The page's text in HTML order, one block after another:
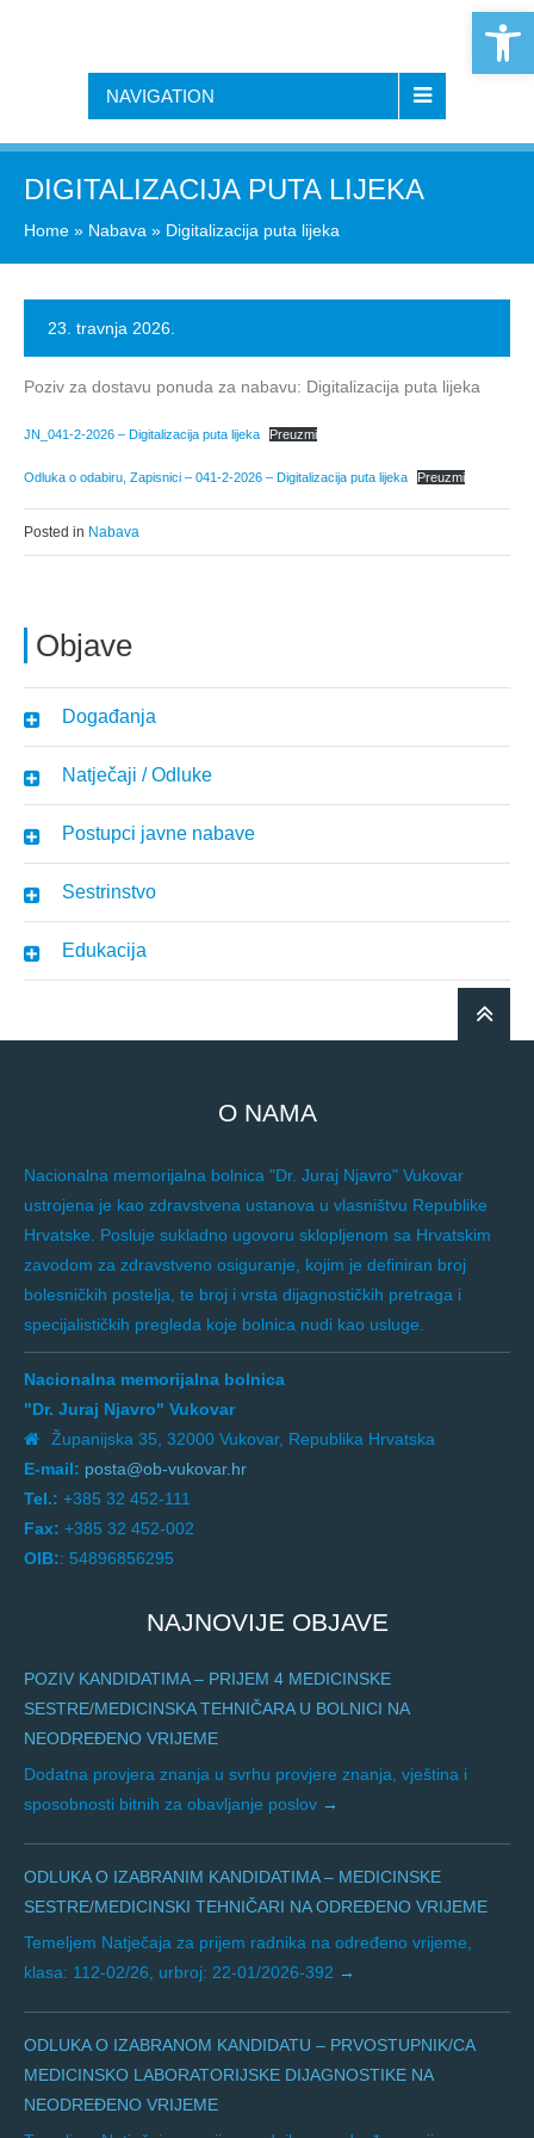
NAVIGATION
DIGITALIZACIJA PUTA LIJEKA
Home » Nabava » Digitalizacija puta lijeka
Objave
Događanja
Natječaji / Odluke
Postupci javne nabave
Sestrinstvo
Edukacija
23. travnja 2026.
Poziv za dostavu ponuda za nabavu: Digitalizacija puta lijeka
JN_041-2-2026 – Digitalizacija puta lijeka Preuzmi
Odluka o odabiru, Zapisnici – 041-2-2026 – Digitalizacija puta lijeka Preuzmi
Posted in Nabava
O NAMA
Nacionalna memorijalna bolnica "Dr. Juraj Njavro" Vukovar
ustrojena je kao zdravstvena ustanova u vlasništvu Republike
Hrvatske. Posluje sukladno ugovoru sklopljenom sa Hrvatskim
zavodom za zdravstveno osiguranje, kojim je definiran broj
bolesničkih postelja, te broj i vrsta dijagnostičkih pretraga i
specijalističkih pregleda koje bolnica nudi kao usluge.
Nacionalna memorijalna bolnica
"Dr. Juraj Njavro" Vukovar
Županijska 35, 32000 Vukovar, Republika Hrvatska
E-mail: posta@ob-vukovar.hr
Tel.: +385 32 452-111
Fax: +385 32 452-002
OIB:: 54896856295
NAJNOVIJE OBJAVE
POZIV KANDIDATIMA – PRIJEM 4 MEDICINSKE
SESTRE/MEDICINSKA TEHNIČARA U BOLNICI NA
NEODREĐENO VRIJEME
Dodatna provjera znanja u svrhu provjere znanja, vještina i
sposobnosti bitnih za obavljanje poslov
ODLUKA O IZABRANIM KANDIDATIMA – MEDICINSKE
SESTRE/MEDICINSKI TEHNIČARI NA ODREĐENO VRIJEME
Temeljem Natječaja za prijem radnika na određeno vrijeme,
klasa: 112-02/26, urbroj: 22-01/2026-392
ODLUKA O IZABRANOM KANDIDATU – PRVOSTUPNIK/CA
MEDICINSKO LABORATORIJSKE DIJAGNOSTIKE NA
NEODREĐENO VRIJEME